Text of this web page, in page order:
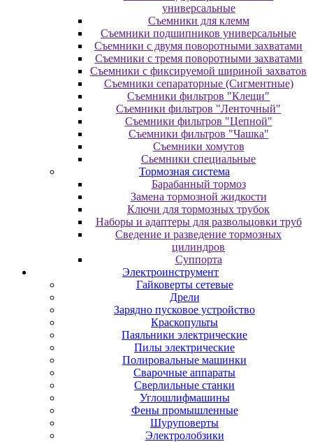
универсальные
Съемники для клемм
Съемники подшипников универсальные
Съемники с двумя поворотными захватами
Съемники с тремя поворотными захватами
Съемники с фиксируемой шириной захватов
Съемники сепараторные (Сигментные)
Съемники фильтров "Клещи"
Съемники фильтров "Ленточный"
Съемники фильтров "Цепной"
Съемники фильтров "Чашка"
Съемники хомутов
Сьемники специальные
Тормозная система
Барабанный тормоз
Замена тормозной жидкости
Ключи для тормозных трубок
Наборы и адаптеры для развольцовки труб
Сведение и разведение тормозных
цилиндров
Суппорта
Электроинструмент
Гайковерты сетевые
Дрели
Зарядно пусковое устройство
Краскопульты
Паяльники электрические
Пилы электрические
Полировальные машинки
Сварочные аппараты
Сверлильные станки
Углошлифмашины
Фены промышленные
Шуруповерты
Электролобзики